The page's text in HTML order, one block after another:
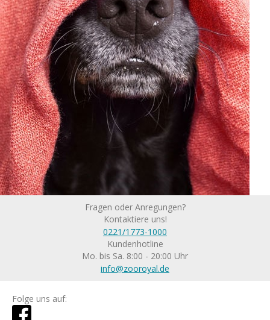
Fragen oder Anregungen?
Kontaktiere uns!
0221/1773-1000
Kundenhotline
Mo. bis Sa. 8:00 - 20:00 Uhr
info@zooroyal.de
Folge uns auf: